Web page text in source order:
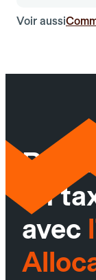
Voir aussi
un
avec